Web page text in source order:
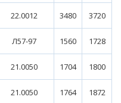
22.0012 3480 3720
Л57-97 1560 1728
21.0050 1704 1800
21.0050 1764 1872